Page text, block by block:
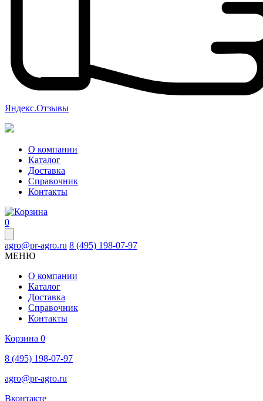
Яндекс.Отзывы
О компании
Каталог
Доставка
Справочник
Контакты
0
agro@pr-agro.ru 8 (495) 198-07-97
МЕНЮ
О компании
Каталог
Доставка
Справочник
Контакты
Корзина 0
8 (495) 198-07-97
agro@pr-agro.ru
Вконтакте